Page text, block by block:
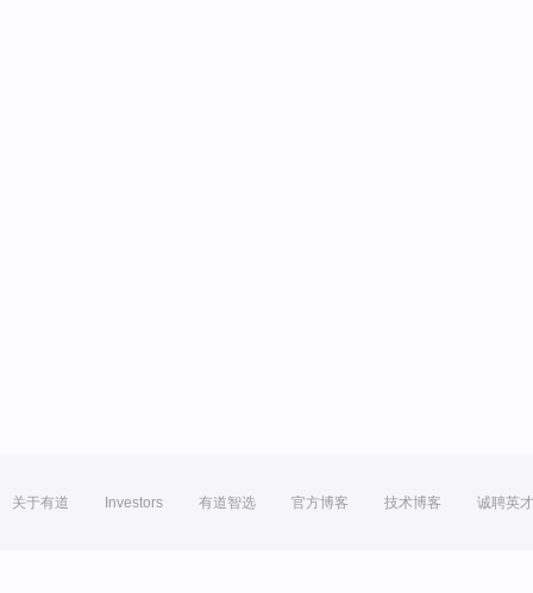
关于有道 Investors 有道智选 官方博客 技术博客 诚聘英才